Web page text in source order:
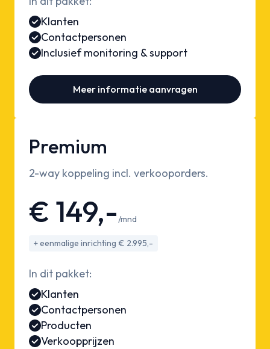
Klanten
Contactpersonen
Inclusief monitoring & support
Meer informatie aanvragen
Premium
2-way koppeling incl. verkooporders.
€ 149,-/mnd
+ eenmalige inrichting € 2.995,-
In dit pakket:
Klanten
Contactpersonen
Producten
Verkoopprijzen